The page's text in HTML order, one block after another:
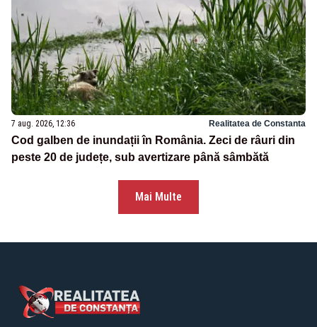
7 aug. 2026, 12:36 Realitatea de Constanta
Cod galben de inundații în România. Zeci de râuri din
peste 20 de județe, sub avertizare până sâmbătă
Mai Multe